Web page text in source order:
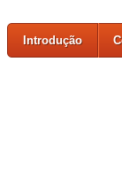
Introdução